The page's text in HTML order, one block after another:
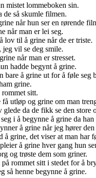
mistet lommeboken sin.
de så skumle filmen.
når hun ser en rørende
når man er lei seg.
lov til å grine når de er triste.
vil se deg smile.
når man er stresset.
hadde begynt å grine.
bare å grine ut for å føle seg
grine.
rommet sitt.
utløp og grine om man
da de fikk se den store
i å begynne å grine da
å grine når jeg hører den
å grine, det viser at man har
å grine hver gang hun
og trøste dem som griner.
rommet sitt i stedet for å
så henne begynne å grine.